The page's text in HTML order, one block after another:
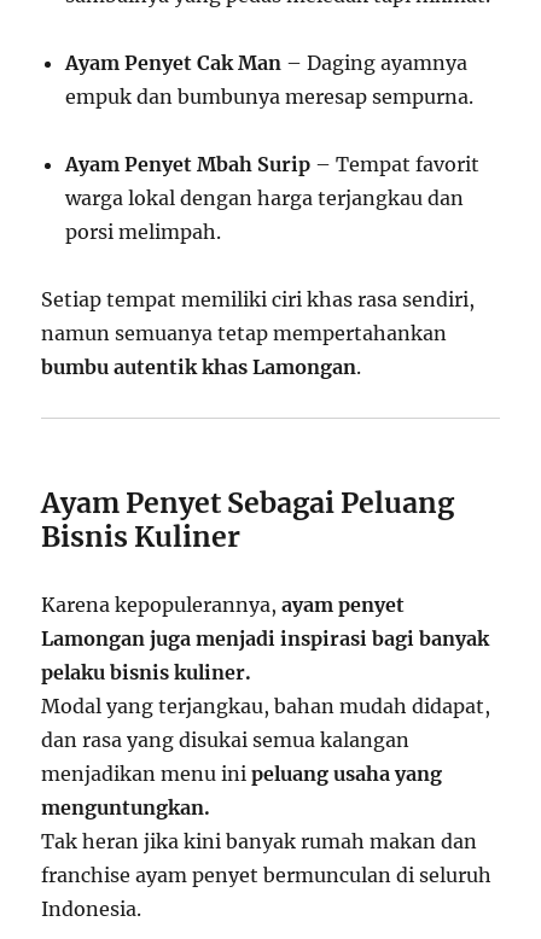
Ayam Penyet Cak Man – Daging ayamnya
empuk dan bumbunya meresap sempurna.
Ayam Penyet Mbah Surip – Tempat favorit
warga lokal dengan harga terjangkau dan
porsi melimpah.
Setiap tempat memiliki ciri khas rasa sendiri,
namun semuanya tetap mempertahankan
bumbu autentik khas Lamongan.
Ayam Penyet Sebagai Peluang
Bisnis Kuliner
Karena kepopulerannya,ayam penyet
Lamongan juga menjadi inspirasi bagi banyak
pelaku bisnis kuliner.
Modal yang terjangkau, bahan mudah didapat,
dan rasa yang disukai semua kalangan
menjadikan menu inipeluang usaha yang
menguntungkan.
Tak heran jika kini banyak rumah makan dan
franchise ayam penyet bermunculan di seluruh
Indonesia.